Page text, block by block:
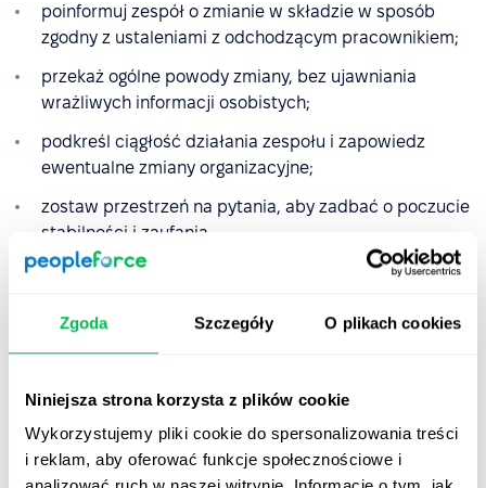
Zgoda Szczegóły O plikach cookies
Niniejsza strona korzysta z plików cookie
Wykorzystujemy pliki cookie do spersonalizowania treści
i reklam, aby oferować funkcje społecznościowe i
poinformuj zespół o zmianie w składzie w sposób
zgodny z ustaleniami z odchodzącym pracownikiem;
przekaż ogólne powody zmiany, bez ujawniania
wrażliwych informacji osobistych;
podkreśl ciągłość działania zespołu i zapowiedz
ewentualne zmiany organizacyjne;
zostaw przestrzeń na pytania, aby zadbać o poczucie
stabilności i zaufania.
pracownikom bezproblemowo przejść przez zmiany.
offboardingowe, aby mieć pewność, że współpraca
została zakończona prawidłowo:
Zaplanuj zwrot sprzętu służbowego (laptop, telefon,